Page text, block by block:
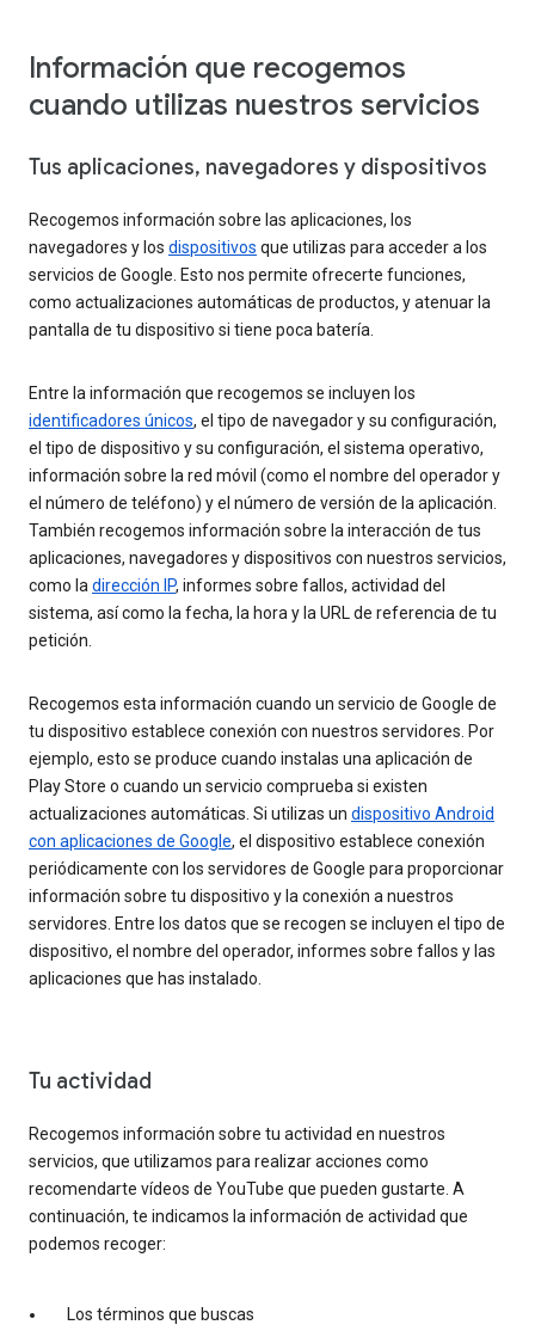
Información que recogemos
cuando utilizas nuestros servicios
Tus aplicaciones, navegadores y dispositivos
Recogemos información sobre las aplicaciones, los
navegadores y los dispositivos que utilizas para acceder a los
servicios de Google. Esto nos permite ofrecerte funciones,
como actualizaciones automáticas de productos, y atenuar la
pantalla de tu dispositivo si tiene poca batería.
Entre la información que recogemos se incluyen los
identificadores únicos, el tipo de navegador y su configuración,
el tipo de dispositivo y su configuración, el sistema operativo,
información sobre la red móvil (como el nombre del operador y
el número de teléfono) y el número de versión de la aplicación.
También recogemos información sobre la interacción de tus
aplicaciones, navegadores y dispositivos con nuestros servicios,
como ladirección IP, informes sobre fallos, actividad del
sistema, así como la fecha, la hora y la URL de referencia de tu
petición.
Recogemos esta información cuando un servicio de Google de
tu dispositivo establece conexión con nuestros servidores. Por
ejemplo, esto se produce cuando instalas una aplicación de
Play Store o cuando un servicio comprueba si existen
actualizaciones automáticas. Si utilizas un dispositivo Android
con aplicaciones de Google, el dispositivo establece conexión
periódicamente con los servidores de Google para proporcionar
información sobre tu dispositivo y la conexión a nuestros
servidores. Entre los datos que se recogen se incluyen el tipo de
dispositivo, el nombre del operador, informes sobre fallos y las
aplicaciones que has instalado.
Tu actividad
Recogemos información sobre tu actividad en nuestros
servicios, que utilizamos para realizar acciones como
recomendarte vídeos de YouTube que pueden gustarte. A
continuación, te indicamos la información de actividad que
podemos recoger:
Los términos que buscas